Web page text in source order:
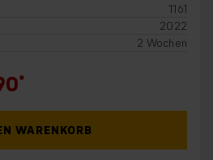
1161
2022
2 Wochen
WARENKORB